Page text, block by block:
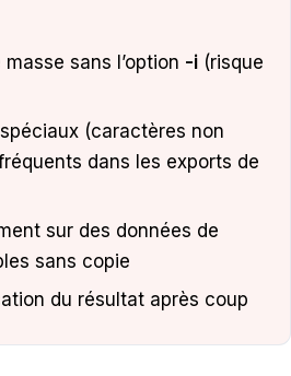
masse sans l’option -i (risque
(caractères non
dans les exports de
sur des données de
sans copie
du résultat après coup